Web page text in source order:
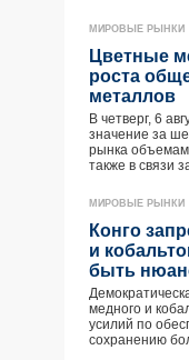
МИРОВЫЕ РЫНКИ
Цветные
роста
металлов
В четверг, 6
значение за
рынка
также в связи
МИРОВЫЕ РЫНКИ
Конго
и
быть
медного и
усилий по
сохранению